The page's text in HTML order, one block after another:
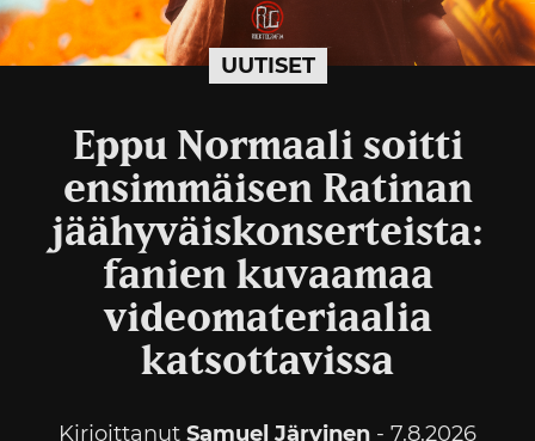
UUTISET
Eppu Normaali soitti
ensimmäisen Ratinan
jäähyväiskonserteista:
fanien kuvaamaa
videomateriaalia
katsottavissa
Kirjoittanut Samuel Järvinen - 7.8.2026